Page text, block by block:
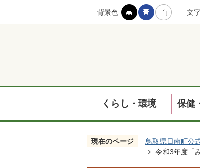
背景色 文
くらし・環境 保健
現在のページ 鳥取県日南町公
令和3年度「